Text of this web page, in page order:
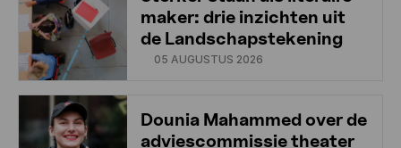
maker: drie inzichten uit
de Landschapstekening
05 AUGUSTUS 2026
Dounia Mahammed over de
adviescommissie theater